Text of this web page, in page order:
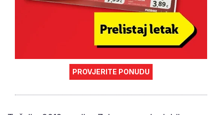
PROVJERITE PONUDU